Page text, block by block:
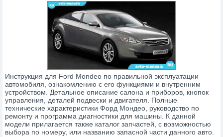
Инструкция для Ford Mondeo по правильной эксплуатации
автомобиля, ознакомлению с его функциями и внутренним
устройством. Детальное описание салона и приборов, кнопок
управления, деталей подвески и двигателя. Полные
технические характеристики Форд Мондео, руководство по
ремонту и программа диагностики для машины. К данной
модели прилагается также каталог запчастей, с возможностью
выбора по номеру, или названию запасной части данного авто.